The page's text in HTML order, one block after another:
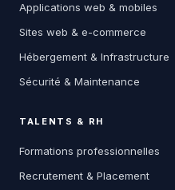
Applications web & mobiles
Sites web & e-commerce
Hébergement & Infrastructure
Sécurité & Maintenance
TALENTS & RH
Formations professionnelles
Recrutement & Placement